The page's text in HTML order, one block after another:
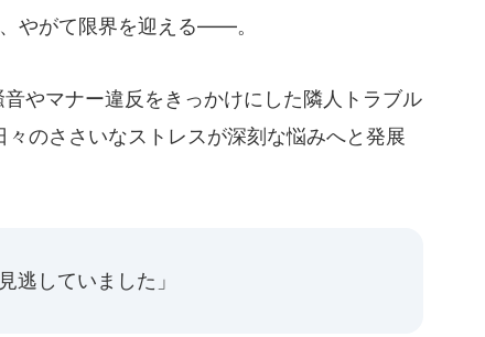
やがて限界を迎える――。
やマナー違反をきっかけにした隣人トラブル
のささいなストレスが深刻な悩みへと発展
逃していました」